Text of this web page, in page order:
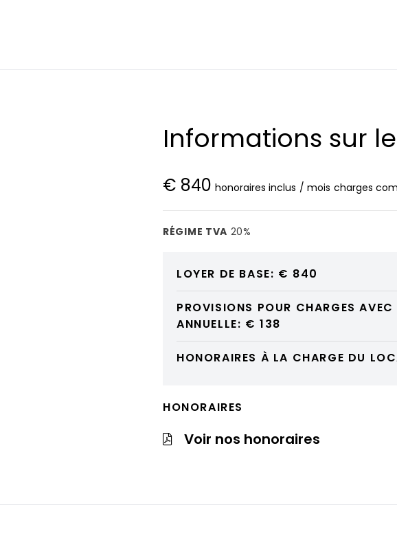
Informations sur
€ 840 honoraires inclus / mois charges
RÉGIME TVA 20%
LOYER DE BASE: € 840
PROVISIONS POUR CHARGES
ANNUELLE: € 138
HONORAIRES À LA CHARGE DU
HONORAIRES
Voir nos honoraires